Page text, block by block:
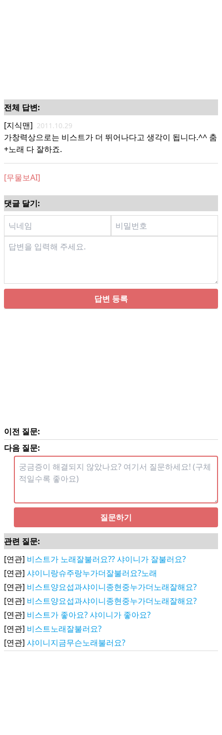
전체 답변:
[지식맨] 2011.10.29
가창력상으로는 비스트가 더 뛰어나다고 생각이 됩니다.^^ 춤
+노래 다 잘하죠.
[무물보AI]
댓글 달기:
답변 등록
이전 질문:
다음 질문:
질문하기
관련 질문:
[연관] 비스트가 노래잘불러요?? 샤이니가 잘불러요?
[연관] 샤이니랑슈주랑누가더잘불러요?노래
[연관] 비스트양요섭과샤이니종현중누가더노래잘해요?
[연관] 비스트양요섭과샤이니종현중누가더노래잘해요?
[연관] 비스트가 좋아요? 샤이니가 좋아요?
[연관] 비스트노래잘불러요?
[연관] 샤이니지금무슨노래불러요?